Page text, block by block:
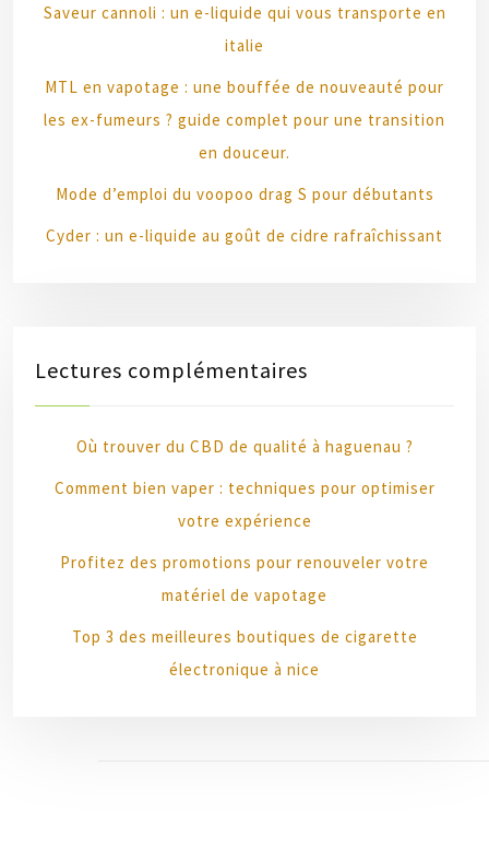
Saveur cannoli : un e-liquide qui vous transporte en
italie
MTL en vapotage : une bouffée de nouveauté pour
les ex-fumeurs ? guide complet pour une transition
en douceur.
Mode d’emploi du voopoo drag S pour débutants
Cyder : un e-liquide au goût de cidre rafraîchissant
Lectures complémentaires
Où trouver du CBD de qualité à haguenau ?
Comment bien vaper : techniques pour optimiser
votre expérience
Profitez des promotions pour renouveler votre
matériel de vapotage
Top 3 des meilleures boutiques de cigarette
électronique à nice